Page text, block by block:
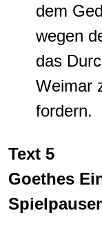
dem
wegen
das
Weimar
fordern.
Text 5
Goethes